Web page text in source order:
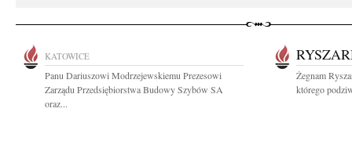
KATOWICE
Panu Dariuszowi Modrzejewskiemu Prezesowi
Zarządu Przedsiębiorstwa Budowy Szybów SA
oraz...
Żegnam
którego